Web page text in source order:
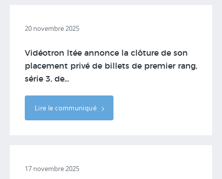
20 novembre 2025
Vidéotron ltée annonce la clôture de son
placement privé de billets de premier rang,
série 3, de...
Lire le communiqué
17 novembre 2025